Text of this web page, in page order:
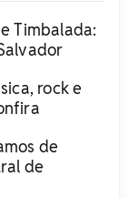
Timbalada:
rock e
de
de